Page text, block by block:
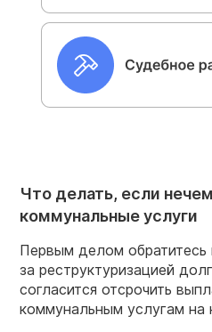
Что делать, если
коммунальные услуги
Первым делом
за реструктуризацией
согласится отсрочить
коммунальным услугам на